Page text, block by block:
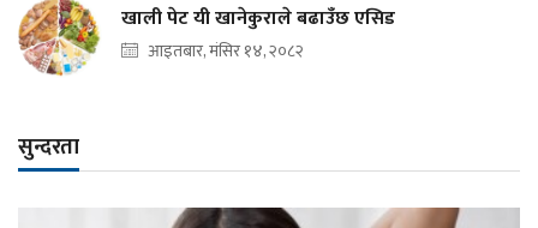
खाली पेट यी खानेकुराले बढाउँछ एसिड
आइतबार, मंसिर १४, २०८२
सुन्दरता